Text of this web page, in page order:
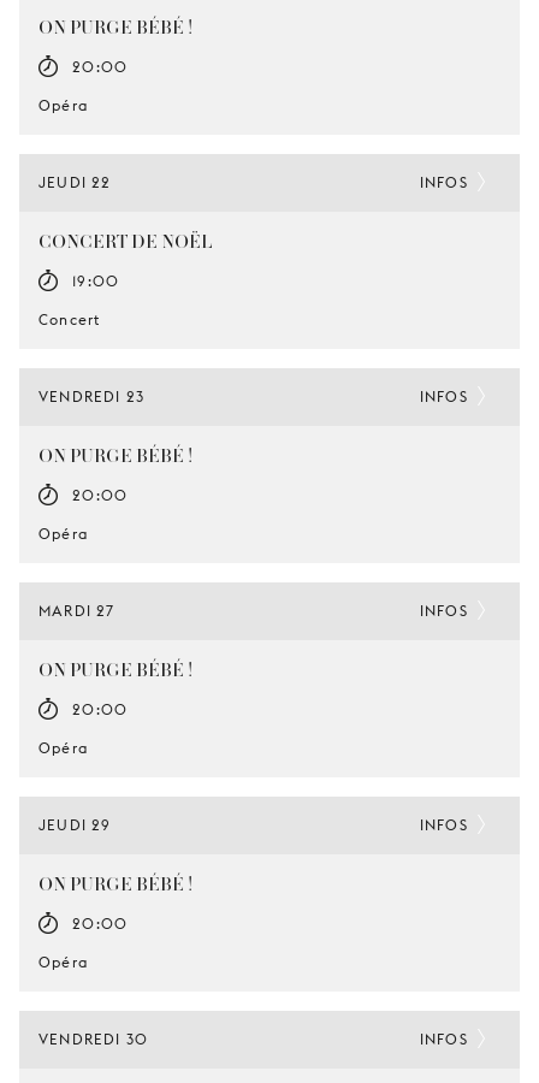
ON PURGE BÉBÉ !
20:00
Opéra
JEUDI 22
CONCERT DE NOËL
19:00
Concert
INFOS
VENDREDI 23
ON PURGE BÉBÉ !
20:00
Opéra
INFOS
MARDI 27
ON PURGE BÉBÉ !
20:00
Opéra
INFOS
JEUDI 29
ON PURGE BÉBÉ !
20:00
Opéra
INFOS
VENDREDI 30 INFOS